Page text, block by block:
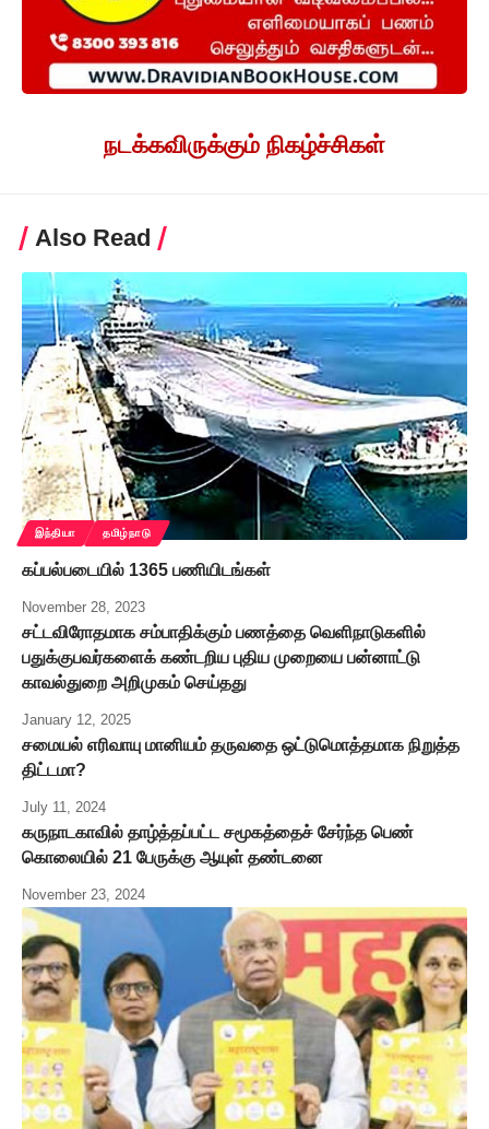
நடக்கவிருக்கும் நிகழ்ச்சிகள்
Also Read
இந்தியா தமிழ்நாடு
கப்பல்படையில் 1365 பணியிடங்கள்
November 28, 2023
சட்டவிரோதமாக சம்பாதிக்கும் பணத்தை வெளிநாடுகளில்
பதுக்குபவர்களைக் கண்டறிய புதிய முறையை பன்னாட்டு
காவல்துறை அறிமுகம் செய்தது
January 12, 2025
சமையல் எரிவாயு மானியம் தருவதை ஒட்டுமொத்தமாக நிறுத்த
திட்டமா?
July 11, 2024
கருநாடகாவில் தாழ்த்தப்பட்ட சமூகத்தைச் சேர்ந்த பெண்
கொலையில் 21 பேருக்கு ஆயுள் தண்டனை
November 23, 2024